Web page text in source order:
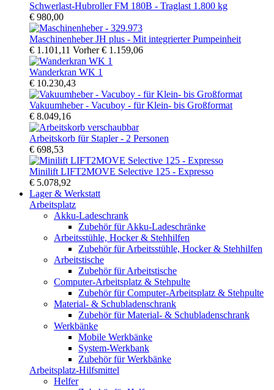
Schwerlast-Hubroller FM 180B - Traglast 1.800 kg
€ 980,00
Maschinenheber JH plus - Mit integrierter Pumpeinheit
€ 1.101,11 Vorher€ 1.159,06
Wanderkran WK 1
€ 10.230,43
Vakuumheber - Vacuboy - für Klein- bis Großformat
€ 8.049,16
Arbeitskorb für Stapler - 2 Personen
€ 698,53
Minilift LIFT2MOVE Selective 125 - Expresso
€ 5.078,92
Lager & Werkstatt
Arbeitsplatz
Akku-Ladeschrank
Zubehör für Akku-Ladeschränke
Arbeitsstühle, Hocker & Stehhilfen
Zubehör für Arbeitsstühle, Hocker & Stehhilfen
Arbeitstische
Zubehör für Arbeitstische
Computer-Arbeitsplatz & Stehpulte
Zubehör für Computer-Arbeitsplatz & Stehpulte
Material- & Schubladenschrank
Zubehör für Material- & Schubladenschrank
Werkbänke
Mobile Werkbänke
System-Werkbank
Zubehör für Werkbänke
Arbeitsplatz-Hilfsmittel
Helfer